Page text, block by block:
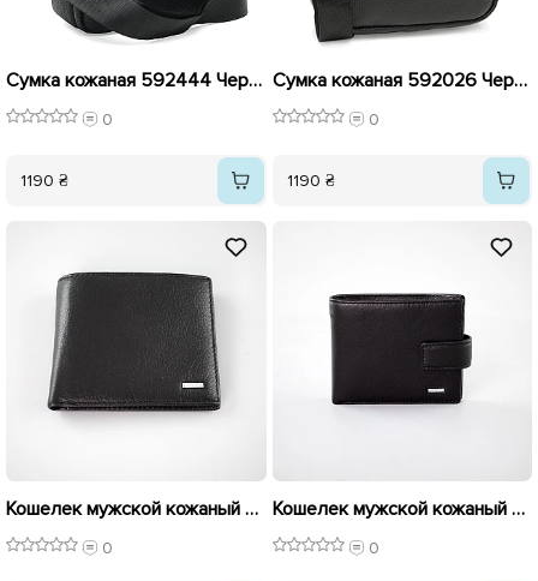
Сумка кожаная 592444 Черная
0
1190 ₴
Сумка кожаная 592026 Черная
0
1190 ₴
Кошелек мужской кожаный 592438 Черный
0
Кошелек мужской кожаный 592441 Черный
0